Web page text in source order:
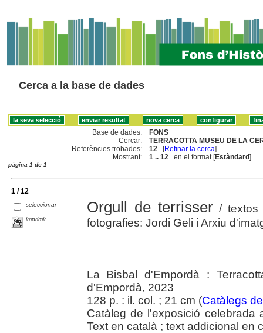
Cerca a la base de dades
Base de dades:
FONS
Cercar:
TERRACOTTA MUSEU DE LA
Referències trobades:
12 [Refinar la cerca]
Mostrant:
1 .. 12 en el format [Estàndard]
pàgina 1 de 1
1 / 12
seleccionar
imprimir
Orgull de terrisser / textos
fotografies: Jordi Geli i Arxiu
La Bisbal d'Empordà :
d'Empordà, 2023
128 p. : il. col. ; 21 cm (Catàlegs
Catàleg de l'exposició celebrada
Text en català ; text addicional en